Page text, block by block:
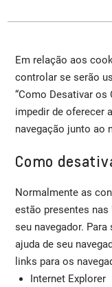
Em relação aos
controlar se serão
“Como Desativar os
impedir de oferecer
navegação junto ao
Como
Normalmente as
estão presentes
seu navegador.
ajuda de seu
links para os
Internet Explorer